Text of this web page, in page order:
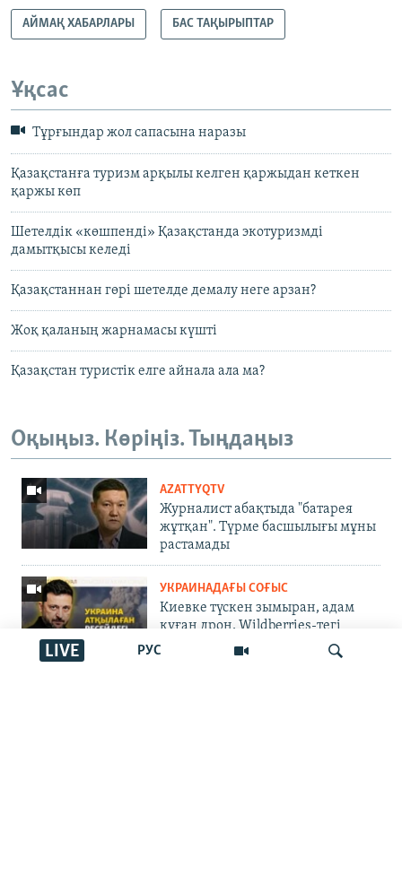
РУС
LIVE
АЙМАҚ ХАБАРЛАРЫ БАС ТАҚЫРЫПТАР
Ұқсас
Тұрғындар жол сапасына наразы
Қазақстанға туризм арқылы келген қаржыдан кеткен
қаржы көп
Шетелдік «көшпенді» Қазақстанда экотуризмді
дамытқысы келеді
Қазақстаннан гөрі шетелде демалу неге арзан?
Жоқ қаланың жарнамасы күшті
Қазақстан туристік елге айнала ала ма?
Оқыңыз. Көріңіз. Тыңдаңыз
AZATTYQTV
Журналист абақтыда "батарея
жұтқан". Түрме басшылығы мұны
растамады
УКРАИНАДАҒЫ СОҒЫС
Киевке түскен зымыран, адам
қуған дрон, Wildberries-тегі
кезекті өрт | Соғыс жаңалықтары